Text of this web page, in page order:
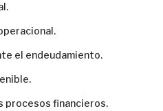
el endeudamiento.
procesos financieros.